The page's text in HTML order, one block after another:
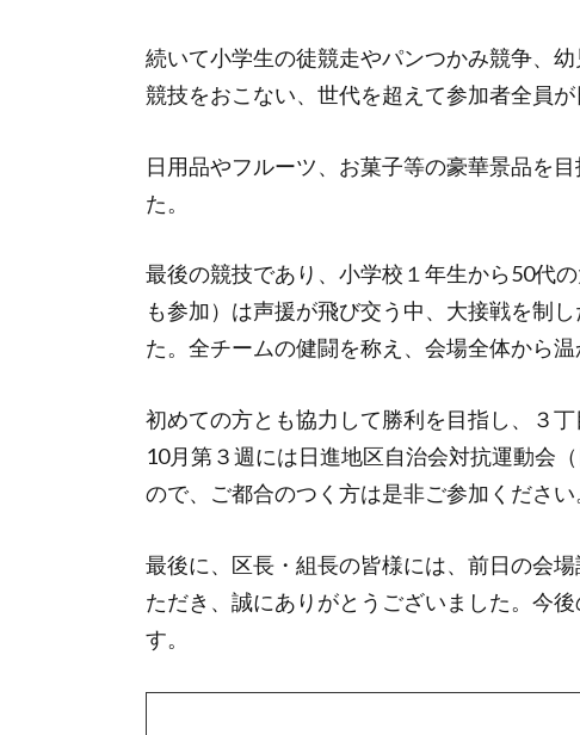
続いて小学生の徒競走やパンつかみ競争、
競技をおこない、世代を超えて参加者全員
日用品やフルーツ、お菓子等の豪華景品を
た。
最後の競技であり、小学校１年生から50代
も参加）は声援が飛び交う中、大接戦を制
た。全チームの健闘を称え、会場全体から温
初めての方とも協力して勝利を目指し、３
10月第３週には日進地区自治会対抗運動会
ので、ご都合のつく方は是非ご参加ください
最後に、区長・組長の皆様には、前日の会
ただき、誠にありがとうございました。今
す。